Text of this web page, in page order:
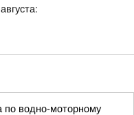
по водно-моторному